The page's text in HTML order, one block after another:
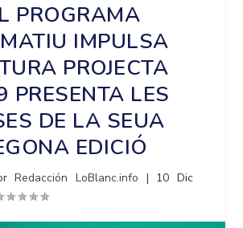
PROGRAMA
IMPULSA
PROJECTA
PRESENTA LES
DE LA SEUA
EDICIÓ
Redacción LoBlanc.info | 10 Dic